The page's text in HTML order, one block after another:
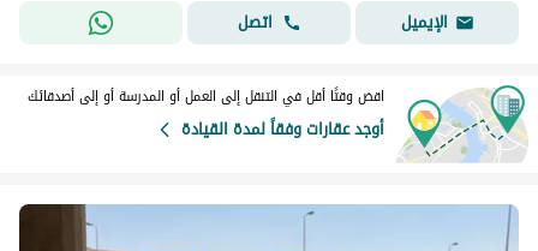
الإيميل
اتصل
اقض وقتًا أقل في التنقل إلى العمل أو المدرسة أو إلى أصدقائك
أوجد عقارات وفقاً لمدة القيادة